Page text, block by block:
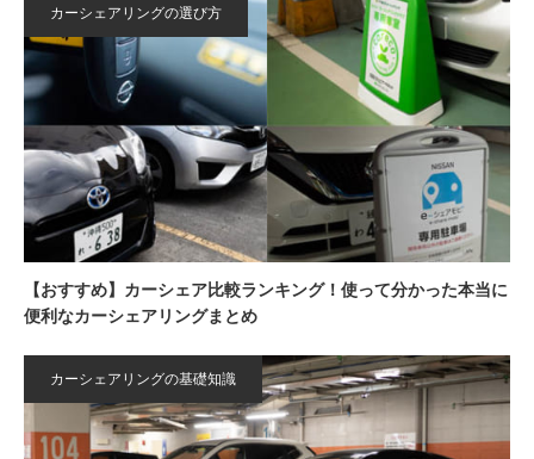
カーシェアリングの選び方
【おすすめ】カーシェア比較ランキング！使って分かった本当に
便利なカーシェアリングまとめ
カーシェアリングの基礎知識